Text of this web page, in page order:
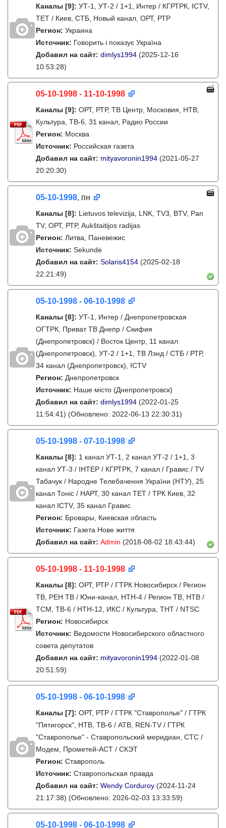
Каналы [9]: УТ-1, УТ-2 / 1+1, Интер / КГРТРК, ICTV,
ТЕТ / Киев, СТБ, Новый канал, ОРТ, РТР
Регион: Украина
Источник: Говорить і показує Україна
Добавил на сайт: dimlys1994 (2025-12-16
10:53:28)
05-10-1998 - 11-10-1998
Каналы [9]: ОРТ, РТР, ТВ Центр, Московия, НТВ,
Культура, ТВ-6, 31 канал, Радио России
Регион: Москва
Источник: Российская газета
Добавил на сайт: mityavoronin1994 (2021-05-27
20:20:30)
05-10-1998, пн
Каналы [8]: Lietuvos televizija, LNK, TV3, BTV, Pan
TV, ОРТ, РТР, Aukštaitijos radijas
Регион: Литва, Паневежис
Источник: Sekundė
Добавил на сайт: Solaris4154 (2025-02-18
22:21:49)
05-10-1998 - 06-10-1998
Каналы [8]: УТ-1, Интер / Днепропетровская
ОГТРК, Приват ТВ Днепр / Скифия
(Днепропетровск) / Восток Центр, 11 канал
(Днепропетровск), УТ-2 / 1+1, ТВ Лэнд / СТБ / РТР,
34 канал (Днепропетровск), ICTV
Регион: Днепропетровск
Источник: Наше місто (Днепропетровск)
Добавил на сайт: dimlys1994 (2022-01-25
11:54:41) (Обновлено: 2022-06-13 22:30:31)
05-10-1998 - 07-10-1998
Каналы [8]: 1 канал УТ-1, 2 канал УТ-2 / 1+1, 3
канал УТ-3 / IНТЕР / КГРТРК, 7 канал / Гравис / TV
Табачук / Народне Телебачення України (НТУ), 25
канал Тонiс / НАРТ, 30 канал ТЕТ / ТРК Киев, 32
канал ICTV, 35 канал Гравис
Регион: Бровары, Киевская область
Источник: Газета Нове життя
Добавил на сайт: Admin (2018-08-02 18:43:44)
05-10-1998 - 11-10-1998
Каналы [8]: ОРТ, РТР / ГТРК Новосибирск / Регион
ТВ, РЕН ТВ / Юни-канал, НТН-4 / Регион ТВ, НТВ /
ТСМ, ТВ-6 / НТН-12, ИКС / Культура, ТНТ / NTSC
Регион: Новосибирск
Источник: Ведомости Новосибирского областного
совета депутатов
Добавил на сайт: mityavoronin1994 (2022-01-08
20:51:59)
05-10-1998 - 06-10-1998
Каналы [7]: ОРТ, РТР / ГТРК "Ставрополье" / ГТРК
"Пятигорск", НТВ, ТВ-6 / АТВ, REN-TV / ГТРК
"Ставрополье" - Ставропольский меридиан, СТС /
Модем, Прометей-АСТ / СКЭТ
Регион: Ставрополь
Источник: Ставропольская правда
Добавил на сайт: Wendy Corduroy (2024-11-24
21:17:38) (Обновлено: 2026-02-03 13:33:59)
05-10-1998 - 06-10-1998